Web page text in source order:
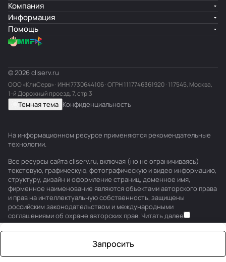
Запросить
Компания
Информация
Помощь
© 2026 cliserv.ru
ООО «КлиСерв» · ИНН7730644106· ОГРН 1117746361920 · 117545, Москва,
1-й Дорожный проезд, 7, стр.3
Темная тема Конфиденциальность
На информационном ресурсе применяются рекомендательные
технологии.
Все ресурсы сайта cliserv.ru, включая (но не ограничиваясь)
текстовую, графическую, фотографическую и видео информацию,
структуру, дизайн и оформление страниц, доменное имя,
фирменное наименование являются объектами авторского права
и прав на интеллектуальную собственность, защищены
российским законодательством и международными
соглашениями об охране авторских прав. Читать далее